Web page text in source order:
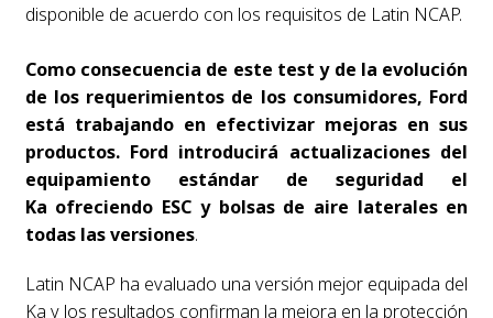
disponible de acuerdo con los requisitos de Latin NCAP.
Como consecuencia de este test y de la evolución
de los requerimientos de los consumidores, Ford
está trabajando en efectivizar mejoras en sus
productos. Ford introducirá actualizaciones del
equipamiento estándar de seguridad el
Ka ofreciendo ESC y bolsas de aire laterales en
todas las versiones.
Latin NCAP ha evaluado una versión mejor equipada del
Ka y los resultados confirman la mejora en la protección